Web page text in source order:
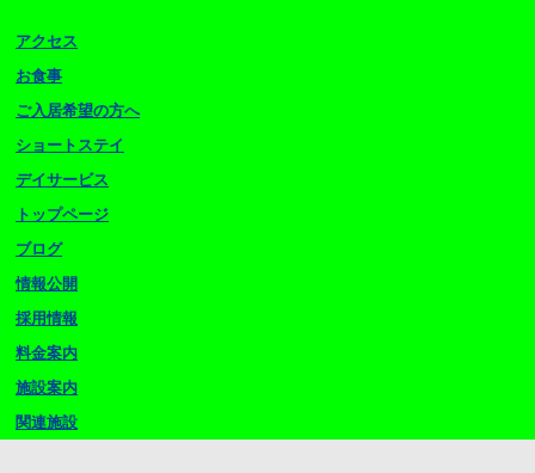
アクセス
お食事
ご入居希望の方へ
ショートステイ
デイサービス
トップページ
ブログ
情報公開
採用情報
料金案内
施設案内
関連施設